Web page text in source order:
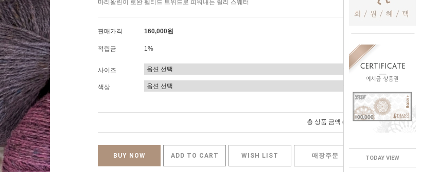
TODAY VIEW
마리왈린이 로완 펠티드 트위드로 피워내는 릴리 스웨터
판매가격 160,000원
적립금 1%
사이즈
색상
총 상품 금액 0 원
BUY NOW ADD TO CART WISH LIST 매장주문